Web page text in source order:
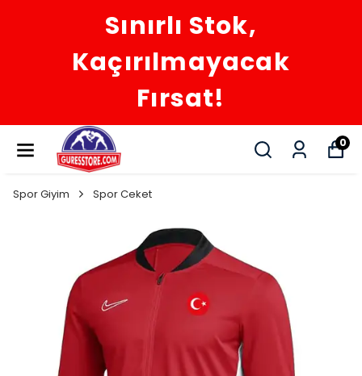
Sınırlı Stok,
Kaçırılmayacak
Fırsat!
0
Spor Giyim Spor Ceket